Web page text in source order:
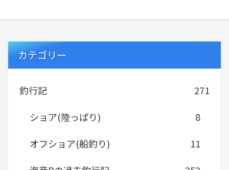
カテゴリー
釣行記
271
ショア(陸っぱり)
8
オフショア(船釣り)
11